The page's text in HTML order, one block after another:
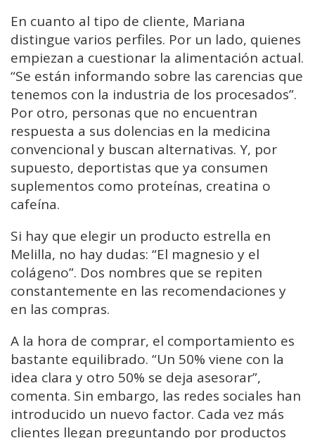
En cuanto al tipo de cliente, Mariana
distingue varios perfiles. Por un lado, quienes
empiezan a cuestionar la alimentación actual.
“Se están informando sobre las carencias que
tenemos con la industria de los procesados”.
Por otro, personas que no encuentran
respuesta a sus dolencias en la medicina
convencional y buscan alternativas. Y, por
supuesto, deportistas que ya consumen
suplementos como proteínas, creatina o
cafeína.
Si hay que elegir un producto estrella en
Melilla, no hay dudas: “El magnesio y el
colágeno”. Dos nombres que se repiten
constantemente en las recomendaciones y
en las compras.
A la hora de comprar, el comportamiento es
bastante equilibrado. “Un 50% viene con la
idea clara y otro 50% se deja asesorar”,
comenta. Sin embargo, las redes sociales han
introducido un nuevo factor. Cada vez más
clientes llegan preguntando por productos